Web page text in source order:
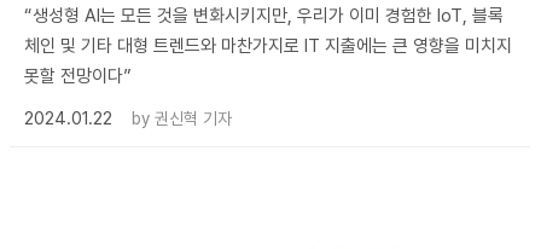
“생성형 AI는 모든 것을 변화시키지만, 우리가 이미 경험한 IoT, 블록
체인 및 기타 대형 트렌드와 마찬가지로 IT 지출에는 큰 영향을 미치지
못할 전망이다”
2024.01.22
by 권신혁 기자